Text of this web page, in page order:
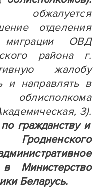
отделения
ОВД
района г.
жалобу
и направлять в
3).
гражданству и
в Министерство
Беларусь.